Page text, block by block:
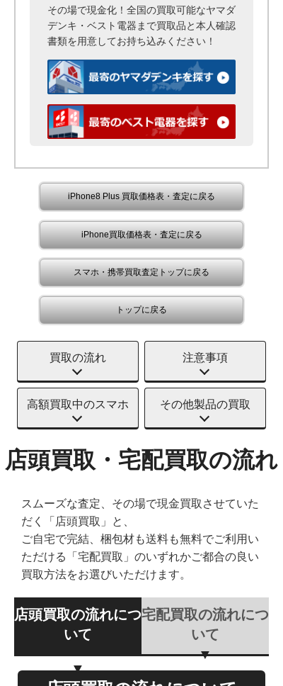
その場で現金化！全国の買取可能なヤマダ
デンキ・ベスト電器まで買取品と本人確認
書類を用意してお持ち込みください！
iPhone8 Plus 買取価格表・査定に戻る
iPhone買取価格表・査定に戻る
スマホ・携帯買取査定トップに戻る
トップに戻る
買取の流れ 注意事項
高額買取中のスマホ その他製品の買取
店頭買取・宅配買取の流れ
スムーズな査定、その場で現金買取させていた
だく「店頭買取」と、
ご自宅で完結、梱包材も送料も無料でご利用い
ただける「宅配買取」のいずれかご都合の良い
買取方法をお選びいただけます。
店頭買取の流れにつ
いて
宅配買取の流れにつ
いて